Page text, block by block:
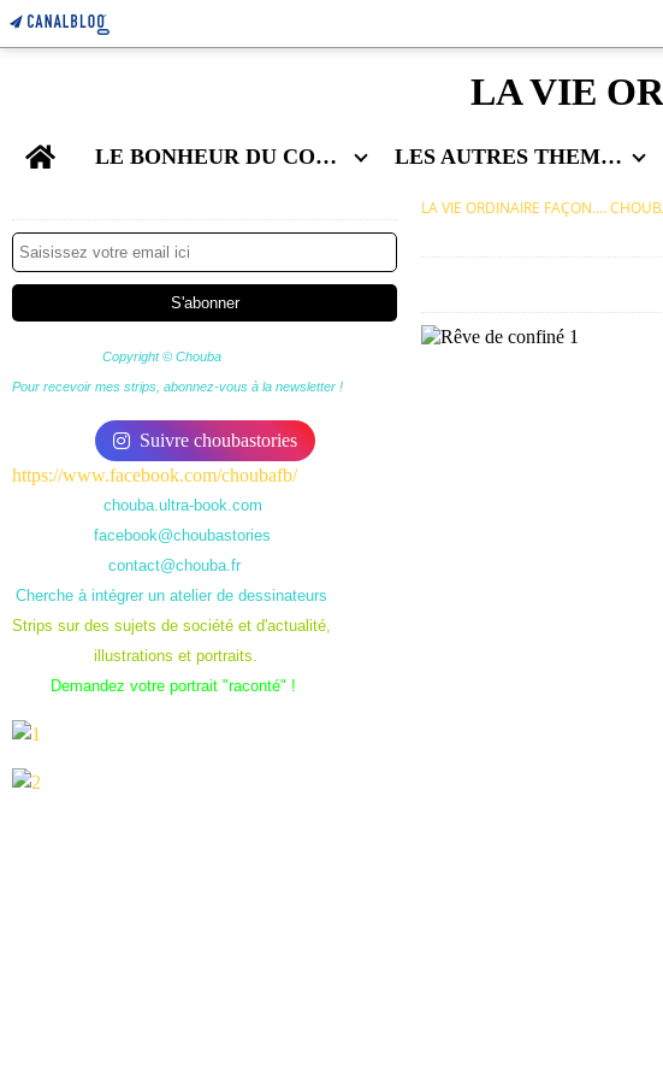
LA VIE
Home LE BONHEUR DU COUPLE LES AUTRES THEMES
Copyright © Chouba
Pour recevoir mes strips, abonnez-vous à la newsletter !
Suivre choubastories
https://www.facebook.com/choubafb/
chouba.ultra-book.com
facebook@choubastories
contact@chouba.fr
Cherche à intégrer un atelier de dessinateurs
Strips sur des sujets de société et d'actualité,
illustrations et portraits.
Demandez votre portrait "raconté" !
LA VIE ORDINAIRE FAÇON....